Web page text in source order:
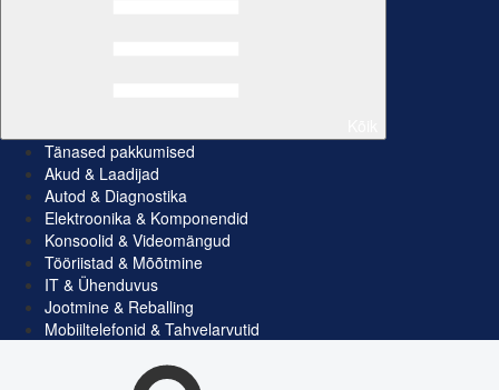
Tänased pakkumised
Akud & Laadijad
Autod & Diagnostika
Elektroonika & Komponendid
Konsoolid & Videomängud
Tööriistad & Mõõtmine
IT & Ühenduvus
Jootmine & Reballing
Mobiiltelefonid & Tahvelarvutid